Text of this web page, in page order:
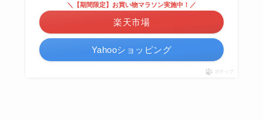
＼【期間限定】お買い物マラソン実施中！／
楽天市場
Yahooショッピング
ポチップ